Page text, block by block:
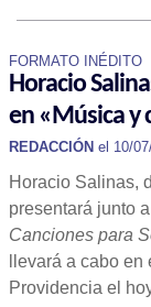
FORMATO INÉDITO
Horacio
en «Música y
REDACCIÓN el 10/
Horacio Salinas,
presentará junto
Canciones para
llevará a cabo
Providencia el